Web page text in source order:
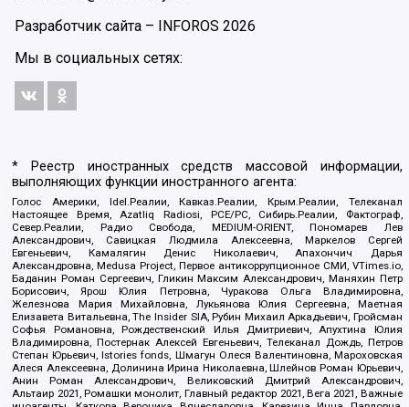
Разработчик сайта – INFOROS 2026
Мы в социальных сетях:
* Реестр иностранных средств массовой информации,
выполняющих функции иностранного агента:
Голос Америки, Idel.Реалии, Кавказ.Реалии, Крым.Реалии, Телеканал
Настоящее Время, Azatliq Radiosi, PCE/PC, Сибирь.Реалии, Фактограф,
Север.Реалии, Радио Свобода, MEDIUM-ORIENT, Пономарев Лев
Александрович, Савицкая Людмила Алексеевна, Маркелов Сергей
Евгеньевич, Камалягин Денис Николаевич, Апахончич Дарья
Александровна, Medusa Project, Первое антикоррупционное СМИ, VTimes.io,
Баданин Роман Сергеевич, Гликин Максим Александрович, Маняхин Петр
Борисович, Ярош Юлия Петровна, Чуракова Ольга Владимировна,
Железнова Мария Михайловна, Лукьянова Юлия Сергеевна, Маетная
Елизавета Витальевна, The Insider SIA, Рубин Михаил Аркадьевич, Гройсман
Софья Романовна, Рождественский Илья Дмитриевич, Апухтина Юлия
Владимировна, Постернак Алексей Евгеньевич, Телеканал Дождь, Петров
Степан Юрьевич, Istories fonds, Шмагун Олеся Валентиновна, Мароховская
Алеся Алексеевна, Долинина Ирина Николаевна, Шлейнов Роман Юрьевич,
Анин Роман Александрович, Великовский Дмитрий Александрович,
Альтаир 2021, Ромашки монолит, Главный редактор 2021, Вега 2021, Важные